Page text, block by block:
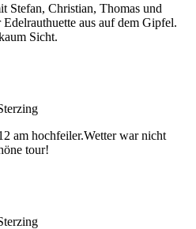
Stefan, Christian, Thomas und
aus auf dem Gipfel.
Sicht.
am hochfeiler.Wetter war nicht
tour!